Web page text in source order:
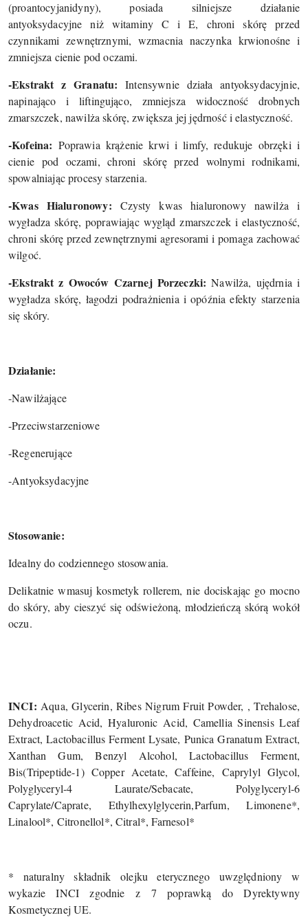
(proantocyjanidyny), posiada silniejsze działanie
antyoksydacyjne niż witaminy C i E, chroni skórę przed
czynnikami zewnętrznymi, wzmacnia naczynka krwionośne i
zmniejsza cienie pod oczami.
-Ekstrakt z Granatu: Intensywnie działa antyoksydacyjnie,
napinająco i liftingująco, zmniejsza widoczność drobnych
zmarszczek, nawilża skórę, zwiększa jej jędrność i elastyczność.
-Kofeina: Poprawia krążenie krwi i limfy, redukuje obrzęki i
cienie pod oczami, chroni skórę przed wolnymi rodnikami,
spowalniając procesy starzenia.
-Kwas Hialuronowy: Czysty kwas hialuronowy nawilża i
wygładza skórę, poprawiając wygląd zmarszczek i elastyczność,
chroni skórę przed zewnętrznymi agresorami i pomaga zachować
wilgoć.
-Ekstrakt z Owoców Czarnej Porzeczki:Nawilża, ujędrnia i
wygładza skórę, łagodzi podrażnienia i opóźnia efekty starzenia
się skóry.
Działanie:
-Nawilżające
-Przeciwstarzeniowe
-Regenerujące
-Antyoksydacyjne
Stosowanie:
Idealny do codziennego stosowania.
Delikatnie wmasuj kosmetyk rollerem, nie dociskając go mocno
do skóry, aby cieszyć się odświeżoną, młodzieńczą skórą wokół
oczu.
INCI:Aqua, Glycerin, Ribes Nigrum Fruit Powder, , Trehalose,
Dehydroacetic Acid, Hyaluronic Acid, Camellia Sinensis Leaf
Extract, Lactobacillus Ferment Lysate, Punica Granatum Extract,
Xanthan Gum, Benzyl Alcohol, Lactobacillus Ferment,
Bis(Tripeptide-1) Copper Acetate, Caffeine, Caprylyl Glycol,
Polyglyceryl-4 Laurate/Sebacate, Polyglyceryl-6
Caprylate/Caprate, Ethylhexylglycerin,Parfum, Limonene*,
Linalool*, Citronellol*, Citral*, Farnesol*
* naturalny składnik olejku eterycznego uwzględniony w
wykazie INCI zgodnie z 7 poprawką do Dyrektywny
Kosmetycznej UE.